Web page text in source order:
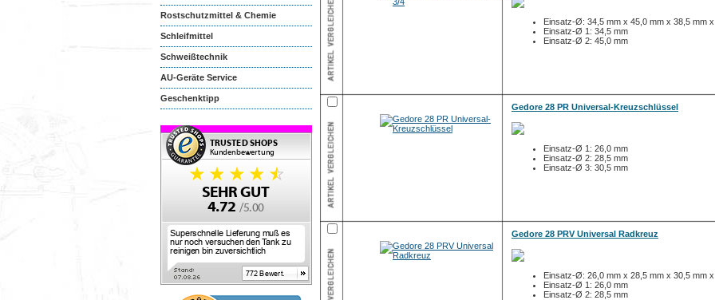
Rostschutzmittel & Chemie
Schleifmittel
Schweißtechnik
AU-Geräte Service
Geschenktipp
Einsatz-Ø: 34,5 mm x 45,0 mm x 38,5 mm
Einsatz-Ø 1: 34,5 mm
Einsatz-Ø 2: 45,0 mm
Gedore 28 PR Universal-Kreuzschlüssel
Einsatz-Ø 1: 26,0 mm
Einsatz-Ø 2: 28,5 mm
Einsatz-Ø 3: 30,5 mm
Gedore 28 PRV Universal Radkreuz
Einsatz-Ø: 26,0 mm x 28,5 mm x 30,5 mm
Einsatz-Ø 1: 26,0 mm
Einsatz-Ø 2: 28,5 mm